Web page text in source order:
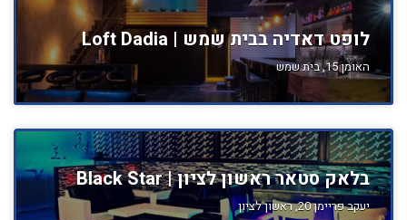
לופט דאדיה בבית שמש | Loft Dadia
האומן 15, בית שמש
בלאק סטאר ראשון לציון | Black Star
יעקב פריימן 20, ראשון לציון